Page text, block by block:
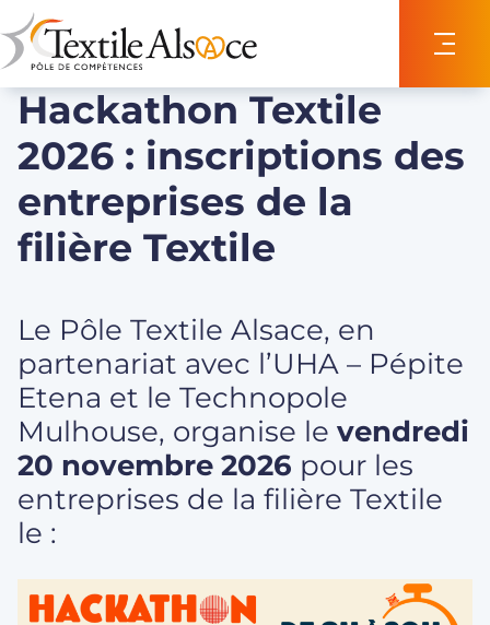
Hackathon Textile
2026 : inscriptions des
entreprises de la
filière Textile
Le Pôle Textile Alsace, en
partenariat avec l’UHA – Pépite
Etena et le Technopole
Mulhouse, organise le vendredi
20 novembre 2026 pour les
entreprises de la filière Textile
le :
Panneau de gestion des cookies